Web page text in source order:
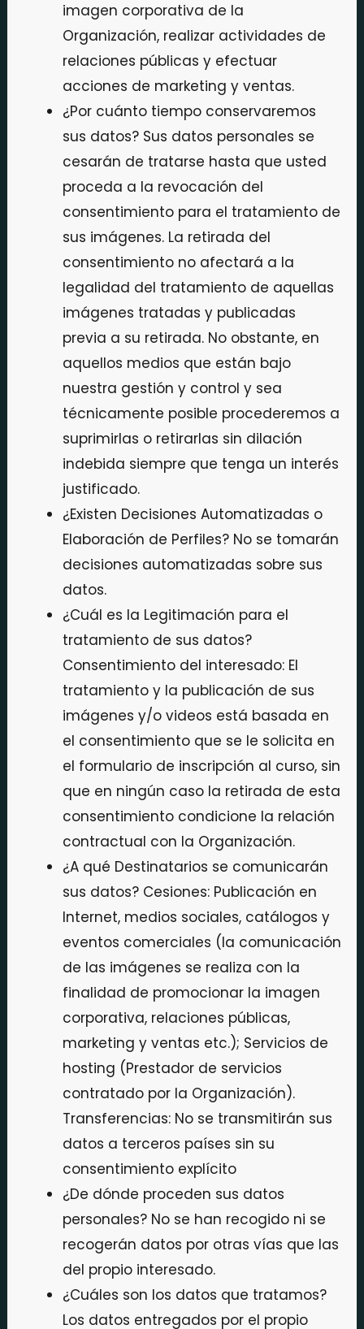
imagen corporativa de la
Organización, realizar actividades de
relaciones públicas y efectuar
acciones de marketing y ventas.
¿Por cuánto tiempo conservaremos
sus datos? Sus datos personales se
cesarán de tratarse hasta que usted
proceda a la revocación del
consentimiento para el tratamiento de
sus imágenes. La retirada del
consentimiento no afectará a la
legalidad del tratamiento de aquellas
imágenes tratadas y publicadas
previa a su retirada. No obstante, en
aquellos medios que están bajo
nuestra gestión y control y sea
técnicamente posible procederemos a
suprimirlas o retirarlas sin dilación
indebida siempre que tenga un interés
justificado.
¿Existen Decisiones Automatizadas o
Elaboración de Perfiles? No se tomarán
decisiones automatizadas sobre sus
datos.
¿Cuál es la Legitimación para el
tratamiento de sus datos?
Consentimiento del interesado: El
tratamiento y la publicación de sus
imágenes y/o videos está basada en
el consentimiento que se le solicita en
el formulario de inscripción al curso, sin
que en ningún caso la retirada de esta
consentimiento condicione la relación
contractual con la Organización.
¿A qué Destinatarios se comunicarán
sus datos? Cesiones: Publicación en
Internet, medios sociales, catálogos y
eventos comerciales (la comunicación
de las imágenes se realiza con la
finalidad de promocionar la imagen
corporativa, relaciones públicas,
marketing y ventas etc.); Servicios de
hosting (Prestador de servicios
contratado por la Organización).
Transferencias: No se transmitirán sus
datos a terceros países sin su
consentimiento explícito
¿De dónde proceden sus datos
personales? No se han recogido ni se
recogerán datos por otras vías que las
del propio interesado.
¿Cuáles son los datos que tratamos?
Los datos entregados por el propio